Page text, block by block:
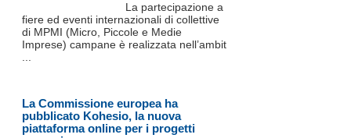
La partecipazione a
fiere ed eventi internazionali di collettive
di MPMI (Micro, Piccole e Medie
Imprese) campane è realizzata nell’ambit
La Commissione europea ha
pubblicato Kohesio, la nuova
piattaforma online per i progetti